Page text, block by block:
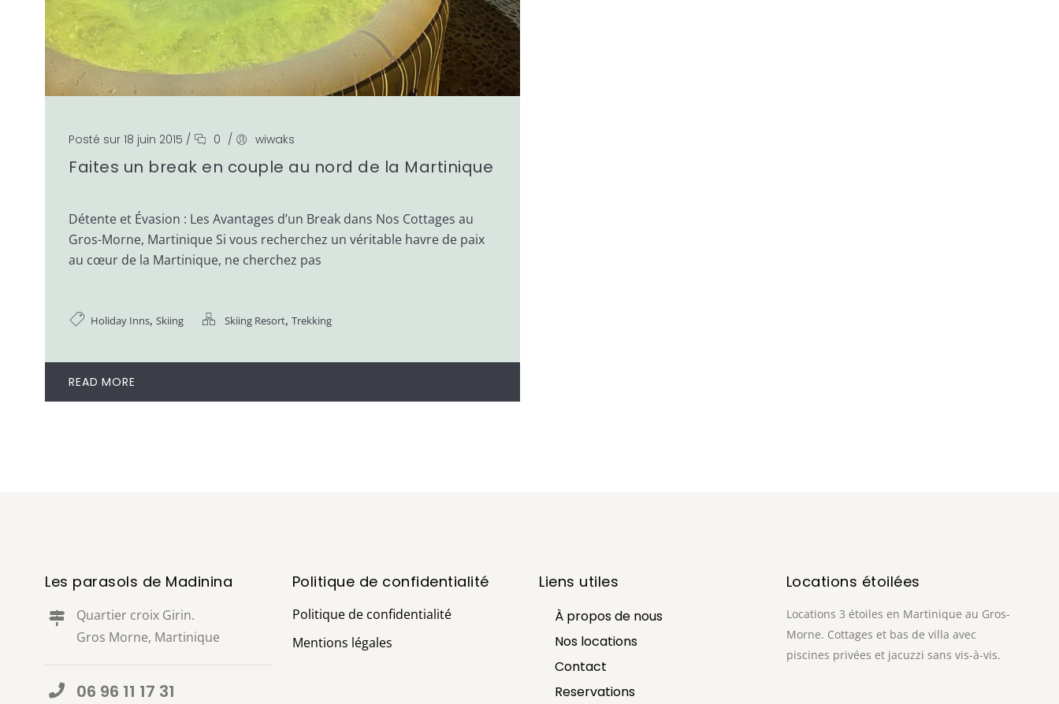
Posté sur 18 juin 2015 / 0 / wiwaks
Faites un break en couple au nord de la Martinique
Détente et Évasion : Les Avantages d’un Break dans Nos Cottages au
Gros-Morne, Martinique Si vous recherchez un véritable havre de paix
au cœur de la Martinique, ne cherchez pas
Holiday Inns, Skiing Skiing Resort, Trekking
READ MORE
Les parasols de Madinina
Quartier croix Girin.
Gros Morne, Martinique
06 96 11 17 31
Politique de confidentialité
Politique de confidentialité
Mentions légales
Liens utiles
À propos de nous
Nos locations
Contact
Reservations
Locations étoilées
Locations 3 étoiles en Martinique au Gros-
Morne. Cottages et bas de villa avec
piscines privées et jacuzzi sans vis-à-vis.